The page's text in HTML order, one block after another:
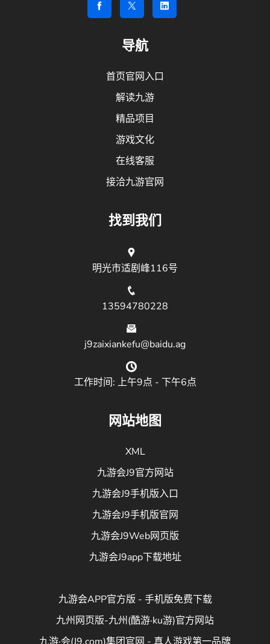
导航
首页官网入口
解读九游
精品项目
游戏文化
在线客服
接洽九游官网
找到我们
明光市适剧峰116号
13594780228
j9zaixiankefu@baidu.ag
工作时间: 上午9点 - 下午6点
网站地图
XML
九游会J9官方网站
九游会J9手机版入口
九游会J9手机版官网
九游会J9Web网页版
九游会J9app下载地址
九游会APP官方版 - 手机版免费下载
九州网页版-九州(酷游·ku游)官方网站